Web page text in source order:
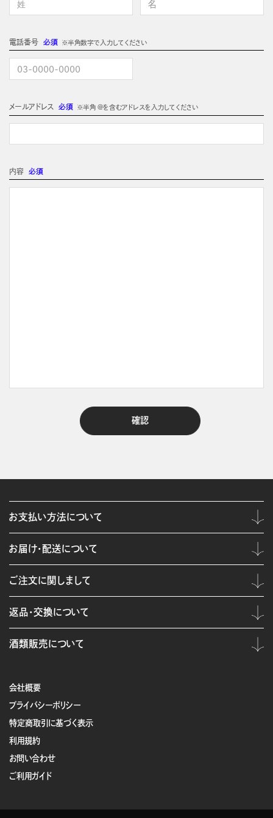
電話番号必須 ※半角数字で入力してください
メールアドレス 必須 ※半角 @を含むアドレスを入力してください
内容 必須
会社概要
プライバシーポリシー
特定商取引に基づく表示
利用規約
お問い合わせ
ご利用ガイド
お支払い方法について
お届け・配送について
ご注文に関しまして
返品・交換について
酒類販売について